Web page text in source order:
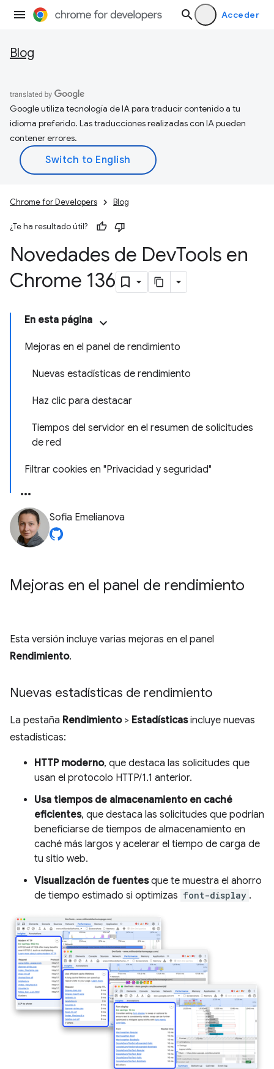
Acceder
Blog
Google utiliza tecnología de IA para traducir contenido a tu
idioma preferido. Las traducciones realizadas con IA pueden
contener errores.
Chrome for Developers Blog
¿Te ha resultado útil?
Novedades de DevTools en
Chrome 136
En esta página
Mejoras en el panel de rendimiento
Nuevas estadísticas de rendimiento
Haz clic para destacar
Tiempos del servidor en el resumen de solicitudes
de red
Filtrar cookies en "Privacidad y seguridad"
Sofia Emelianova
Mejoras en el panel de rendimiento
Esta versión incluye varias mejoras en el panel
Rendimiento.
Nuevas estadísticas de rendimiento
La pestaña Rendimiento> Estadísticasincluye nuevas
estadísticas:
HTTP moderno, que destaca las solicitudes que
usan el protocolo HTTP/1.1 anterior.
Usa tiempos de almacenamiento en caché
eficientes, que destaca las solicitudes que podrían
beneficiarse de tiempos de almacenamiento en
caché más largos y acelerar el tiempo de carga de
tu sitio web.
Visualización de fuentesque te muestra el ahorro
de tiempo estimado si optimizas font-display .